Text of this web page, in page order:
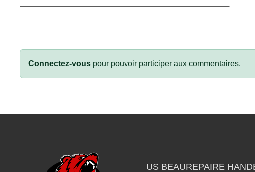
Connectez-vous pour pouvoir participer aux commentaires.
US BEAUREPAIRE